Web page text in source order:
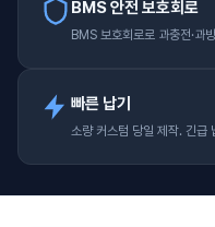
BMS 안전 보호회로
BMS 보호회로로 과충전·과
빠른 납기
소량 커스텀 당일 제작. 긴급